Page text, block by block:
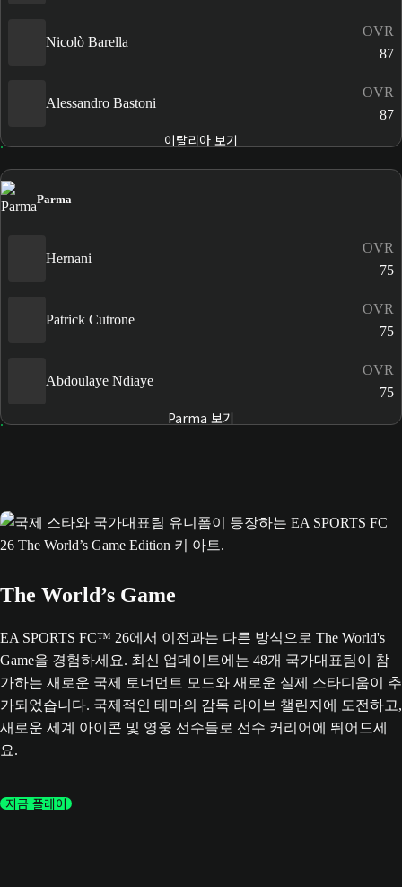
Nicolò Barella
OVR
87
Alessandro Bastoni
OVR
87
이탈리아 보기
Parma
Hernani
OVR
75
Patrick Cutrone
OVR
75
Abdoulaye Ndiaye
OVR
75
Parma 보기
The World’s Game
EA SPORTS FC™ 26에서 이전과는 다른 방식으로 The World's
Game을 경험하세요. 최신 업데이트에는 48개 국가대표팀이 참
가하는 새로운 국제 토너먼트 모드와 새로운 실제 스타디움이 추
가되었습니다. 국제적인 테마의 감독 라이브 챌린지에 도전하고,
새로운 세계 아이콘 및 영웅 선수들로 선수 커리어에 뛰어드세
요.
지금 플레이